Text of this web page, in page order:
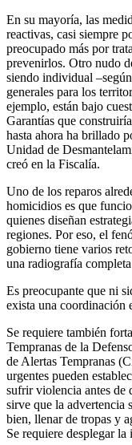
En su mayoría, las
reactivas, casi siempre
preocupado más por
prevenirlos. Otro nudo
siendo individual
generales para los
ejemplo, están bajo
Garantías que
hasta ahora ha brillado
Unidad de
creó en la Fiscalía.
Uno de los reparos
homicidios es que
quienes diseñan
regiones. Por eso, el
gobierno tiene varios
una radiografía
Es preocupante que ni
exista una coordinación
Se requiere también
Tempranas de la
de Alertas Tempranas
urgentes pueden
sufrir violencia antes de
sirve que la advertencia
bien, llenar de tropas y
Se requiere desplegar